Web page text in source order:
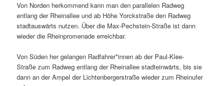
Von Norden herkommend kann man den parallelen Radweg
entlang der Rheinallee und ab Höhe Yorckstraße den Radweg
stadtauswärts nutzen. Über die Max-Pechstein-Straße ist dann
wieder die Rheinpromenade erreichbar.
Von Süden her gelangen Radfahrer*innen ab der Paul-Klee-
Straße zum Radweg entlang der Rheinallee stadteinwärts, bis sie
dann an der Ampel der Lichtenbergerstraße wieder zum Rheinufer